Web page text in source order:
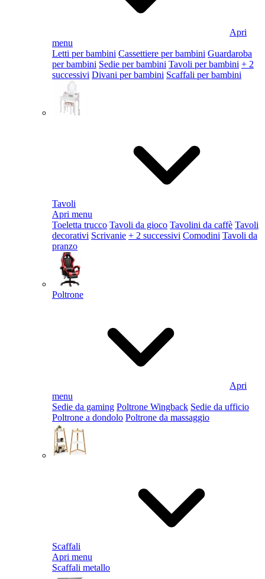
Apri
menu
Letti per bambini Cassettiere per bambini Guardaroba
per bambini Sedie per bambini Tavoli per bambini + 2
successivi Divani per bambini Scaffali per bambini
Tavoli
Apri menu
Toeletta trucco Tavoli da gioco Tavolini da caffè Tavoli
decorativi Scrivanie + 2 successivi Comodini Tavoli da
pranzo
Poltrone
Apri
menu
Sedie da gaming Poltrone Wingback Sedie da ufficio
Poltrone a dondolo Poltrone da massaggio
Scaffali
Apri menu
Scaffali metallo